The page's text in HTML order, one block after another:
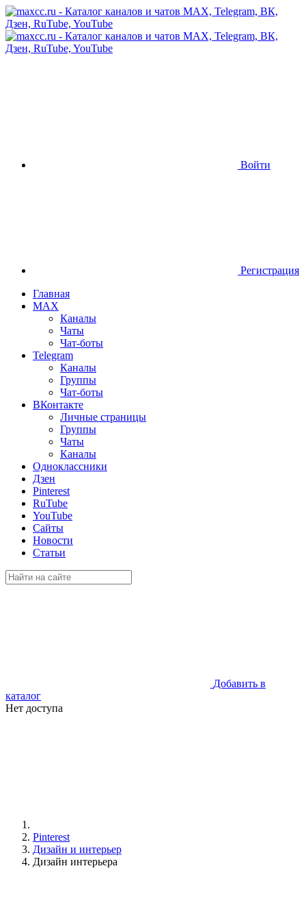
Войти
Регистрация
Главная
MAX
Каналы
Чаты
Чат-боты
Telegram
Каналы
Группы
Чат-боты
ВКонтакте
Личные страницы
Группы
Чаты
Каналы
Одноклассники
Дзен
Pinterest
RuTube
YouTube
Сайты
Новости
Статьи
Добавить в
каталог
Нет доступа
Pinterest
Дизайн и интерьер
Дизайн интерьера